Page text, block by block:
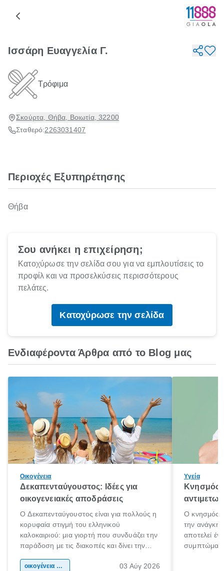
Ισσάρη Ευαγγελία Γ.
Τρόφιμα
Σκούρτα, Θήβα, Βοιωτία, 32200
Σταθερό:2263031407
Περιοχές Εξυπηρέτησης
Θήβα
Σου ανήκει η επιχείρηση;
Κατοχύρωσε την σελίδα σου για να εμπλουτίσεις το
προφίλ και να προσελκύσεις περισσότερους
πελάτες.
Κατοχύρωσε την σελίδα
Ενδιαφέροντα Άρθρα από το Blog μας
Οικογένεια
Δεκαπενταύγουστος: Ιδέες για
οικογενειακές αποδράσεις
Ο Δεκαπενταύγουστος είναι για πολλούς η
κορυφαία στιγμή του ελληνικού
καλοκαιριού: μια γιορτή που συνδυάζει την
παράδοση με τις διακοπές και δίνει την
χώρας. Είτε πρόκειται για λίγες μέρες
οικογένεια & παιδί 03 Αύγ 2026
Υγεία
Κνησμός:
Ο κνησμός
την ανάγκη
αποτελεί